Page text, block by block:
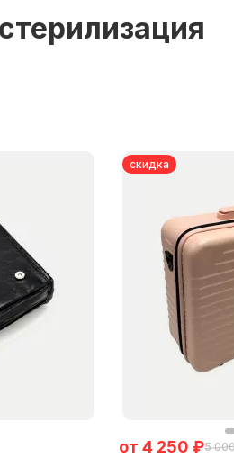
скидка
от 4 250 ₽5